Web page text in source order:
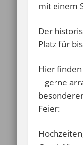
mit einem
Der
Platz für
Hier
– gerne
Feier: